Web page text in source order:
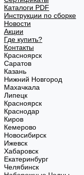
Каталоги PDF
Инструкции по сборке
Новости
Акции
Где купить?
Контакты
Красноярск
Саратов
Казань
Нижний Новгород
Махачкала
Липецк
Красноярск
Краснодар
Киров
Кемерово
Новосибирск
Ижевск
Хабаровск
Екатеринбург
Челябинск